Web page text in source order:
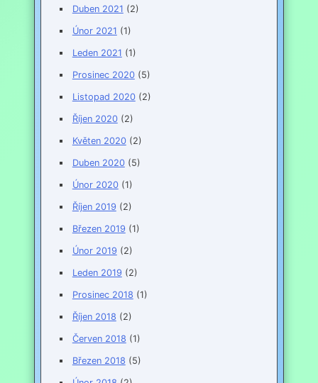
Duben 2021 (2)
Únor 2021 (1)
Leden 2021 (1)
Prosinec 2020(5)
Listopad 2020(2)
Říjen 2020(2)
Květen 2020(2)
Duben 2020(5)
Únor 2020(1)
Říjen 2019 (2)
Březen 2019 (1)
Únor 2019 (2)
Leden 2019 (2)
Prosinec 2018 (1)
Říjen 2018 (2)
Červen 2018 (1)
Březen 2018 (5)